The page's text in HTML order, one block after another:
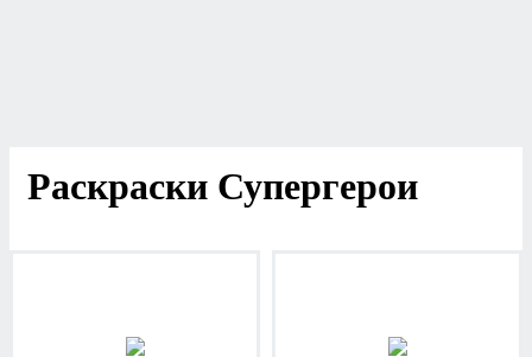
Раскраски Супергерои